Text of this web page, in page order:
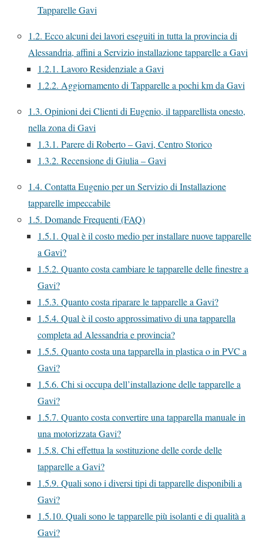
Tapparelle Gavi
1.2. Ecco alcuni dei lavori eseguiti in tutta la provincia di
Alessandria, affini a Servizio installazione tapparelle a Gavi
1.2.1. Lavoro Residenziale a Gavi
1.2.2. Aggiornamento di Tapparelle a pochi km da Gavi
1.3. Opinioni dei Clienti di Eugenio, il tapparellista onesto,
nella zona di Gavi
1.3.1. Parere di Roberto – Gavi, Centro Storico
1.3.2. Recensione di Giulia – Gavi
1.4. Contatta Eugenio per un Servizio di Installazione
tapparelle impeccabile
1.5. Domande Frequenti (FAQ)
1.5.1. Qual è il costo medio per installare nuove tapparelle
a Gavi?
1.5.2. Quanto costa cambiare le tapparelle delle finestre a
Gavi?
1.5.3. Quanto costa riparare le tapparelle a Gavi?
1.5.4. Qual è il costo approssimativo di una tapparella
completa ad Alessandria e provincia?
1.5.5. Quanto costa una tapparella in plastica o in PVC a
Gavi?
1.5.6. Chi si occupa dell’installazione delle tapparelle a
Gavi?
1.5.7. Quanto costa convertire una tapparella manuale in
una motorizzata Gavi?
1.5.8. Chi effettua la sostituzione delle corde delle
tapparelle a Gavi?
1.5.9. Quali sono i diversi tipi di tapparelle disponibili a
Gavi?
1.5.10. Quali sono le tapparelle più isolanti e di qualità a
Gavi?